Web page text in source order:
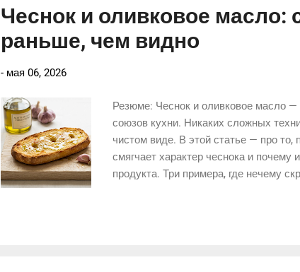
Чеснок и оливковое
раньше, чем видно
- мая 06, 2026
Резюме: Чеснок и оливковое масло
союзов кухни. Никаких сложных
чистом виде. В этой статье — про то,
смягчает характер чеснока и
продукта. Три примера, где нечему